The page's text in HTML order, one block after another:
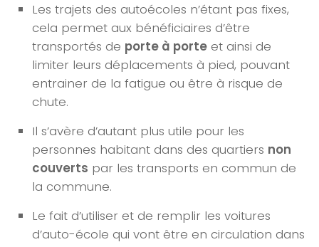
Les trajets des autoécoles n’étant pas fixes,
cela permet aux bénéficiaires d’être
transportés de porte à porte et ainsi de
limiter leurs déplacements à pied, pouvant
entrainer de la fatigue ou être à risque de
chute.
Il s’avère d’autant plus utile pour les
personnes habitant dans des quartiers non
couverts par les transports en commun de
la commune.
Le fait d’utiliser et de remplir les voitures
d’auto-école qui vont être en circulation dans